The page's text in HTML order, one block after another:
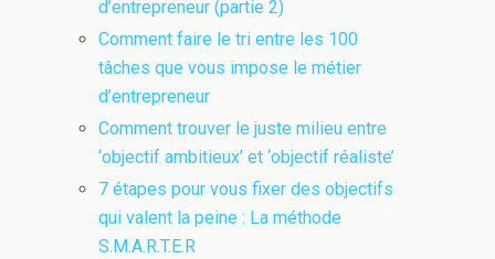
d’entrepreneur (partie 2)
Comment faire le tri entre les 100
tâches que vous impose le métier
d’entrepreneur
Comment trouver le juste milieu entre
‘objectif ambitieux’ et ‘objectif réaliste’
7 étapes pour vous fixer des objectifs
qui valent la peine : La méthode
S.M.A.R.T.E.R